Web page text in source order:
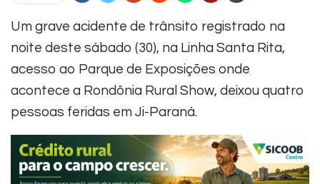
Um grave acidente de trânsito registrado na
noite deste sábado (30), na Linha Santa Rita,
acesso ao Parque de Exposições onde
acontece a Rondônia Rural Show, deixou quatro
pessoas feridas em Ji-Paraná.